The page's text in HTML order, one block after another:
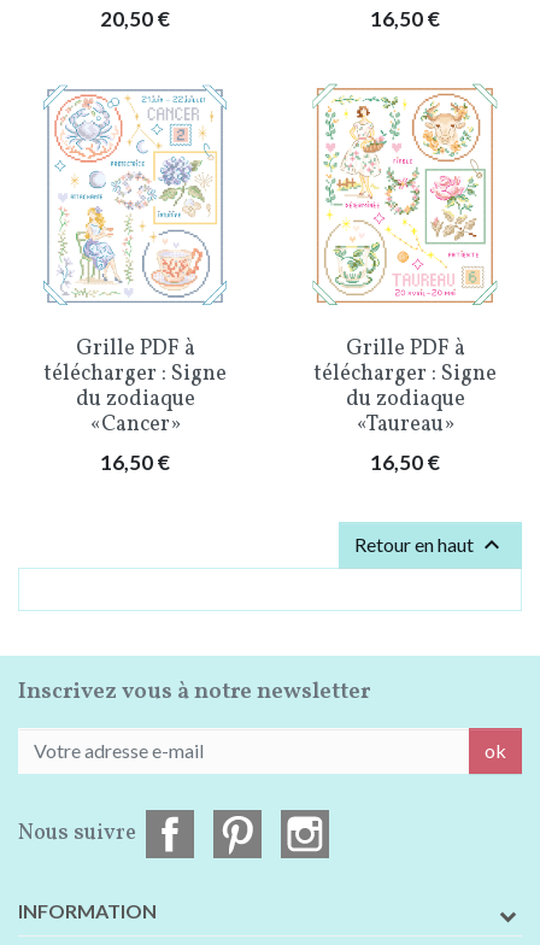
Prix
20,50 € Prix
16,50 €
Grille PDF à
télécharger : Signe
du zodiaque
«Cancer»
Prix
16,50 €
Grille PDF à
télécharger : Signe
du zodiaque
«Taureau»
Prix
16,50 €
Retour en haut 
Inscrivez vous à notre newsletter
ok
Nous suivre
INFORMATION